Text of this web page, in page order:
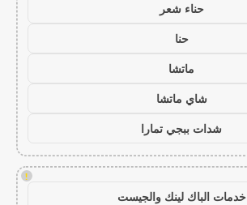
حناء شعر
حنا
ماتشا
شاي ماتشا
شدات ببجي تمارا
!
خدمات الباك لينك والجيست